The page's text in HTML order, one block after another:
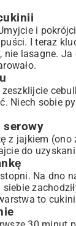
i
I teraz
lasagne.
Niech sobie
serowy
z jajkiem
do
Na dno
to